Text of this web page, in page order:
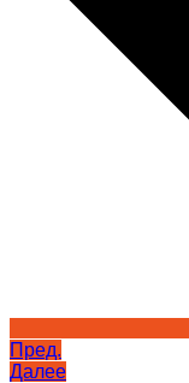
Пред.
Далее